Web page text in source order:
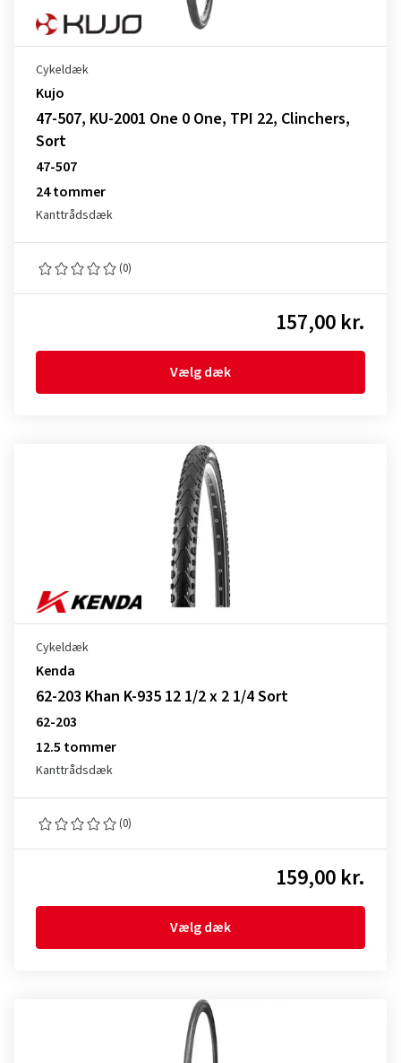
Cykeldæk
Kujo
47-507, KU-2001 One 0 One, TPI 22, Clinchers,
Sort
47-507
24 tommer
Kanttrådsdæk
(0)
157,00 kr.
Vælg dæk
Cykeldæk
Kenda
62-203 Khan K-935 12 1/2 x 2 1/4 Sort
62-203
12.5 tommer
Kanttrådsdæk
(0)
159,00 kr.
Vælg dæk